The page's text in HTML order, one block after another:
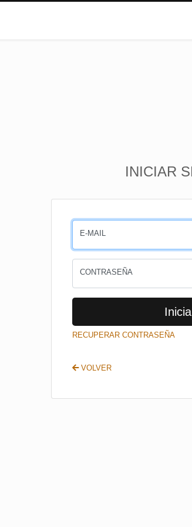
INICIAR
E-MAIL
CONTRASEÑA
RECUPERAR CONTRASEÑA
VOLVER